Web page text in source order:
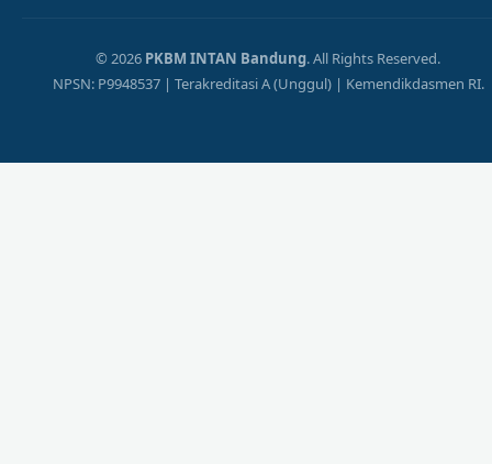
© 2026 PKBM INTAN Bandung. All Rights Reserved.
NPSN: P9948537 | Terakreditasi A (Unggul) | Kemendikdasmen RI.